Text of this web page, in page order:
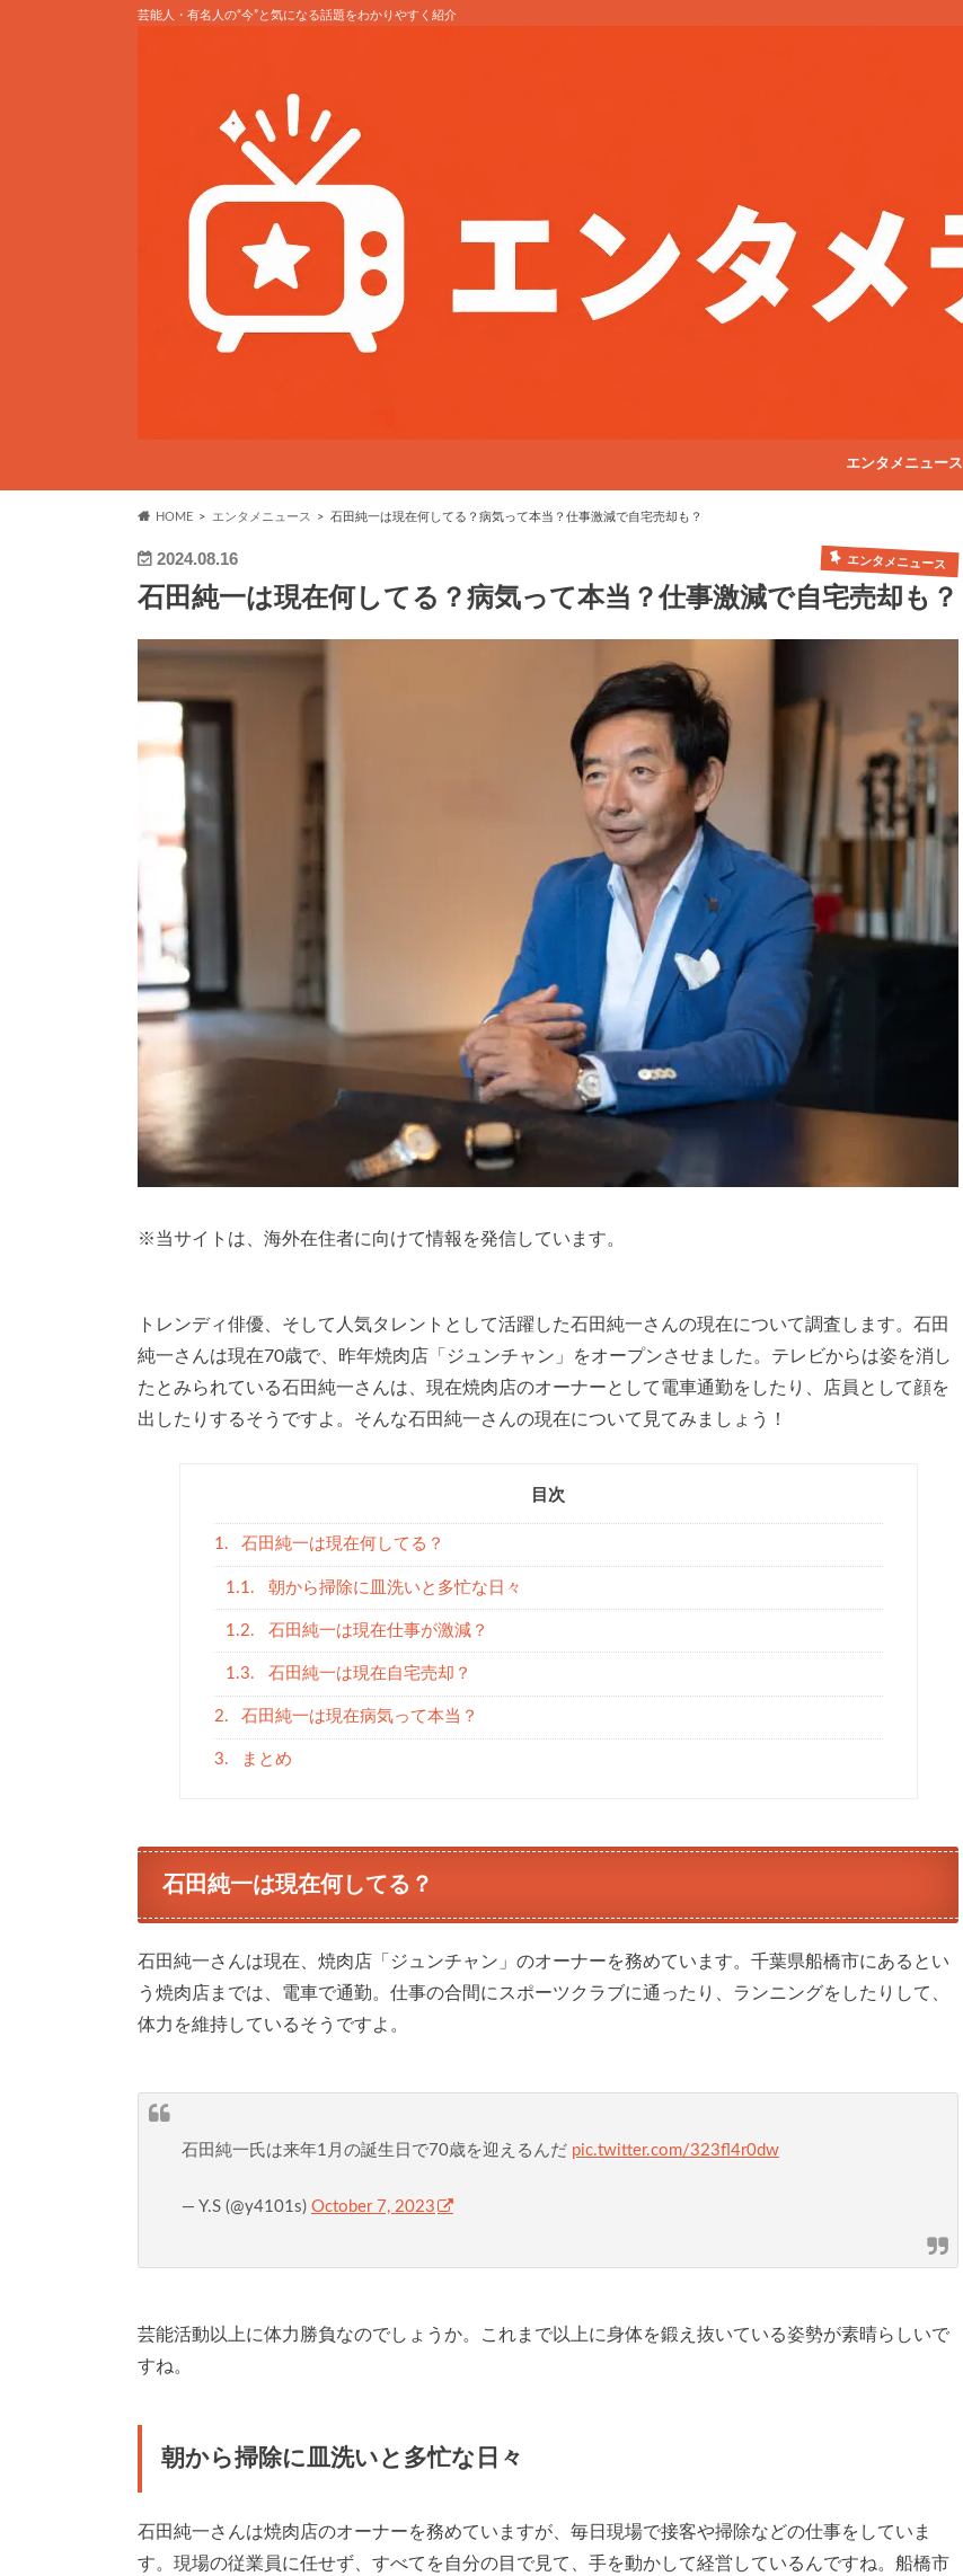
芸能人・有名人の“今”と気になる話題をわかりやすく紹介
エンタメニュース
HOME エンタメニュース 石田純一は現在何してる？病気って本当？仕事激減で自宅売却も？
2024.08.16 エンタメニュース
石田純一は現在何してる？病気って本当？仕事激減で自宅売却も？
※当サイトは、海外在住者に向けて情報を発信しています。
トレンディ俳優、そして人気タレントとして活躍した石田純一さんの現在について調査します。石田
純一さんは現在70歳で、昨年焼肉店「ジュンチャン」をオープンさせました。テレビからは姿を消し
たとみられている石田純一さんは、現在焼肉店のオーナーとして電車通勤をしたり、店員として顔を
出したりするそうですよ。そんな石田純一さんの現在について見てみましょう！
目次
1. 石田純一は現在何してる？
1.1. 朝から掃除に皿洗いと多忙な日々
1.2. 石田純一は現在仕事が激減？
1.3. 石田純一は現在自宅売却？
2. 石田純一は現在病気って本当？
3. まとめ
石田純一は現在何してる？
石田純一さんは現在、焼肉店「ジュンチャン」のオーナーを務めています。千葉県船橋市にあるとい
う焼肉店までは、電車で通勤。仕事の合間にスポーツクラブに通ったり、ランニングをしたりして、
体力を維持しているそうですよ。
石田純一氏は来年1月の誕生日で70歳を迎えるんだ pic.twitter.com/323fl4r0dw
— Y.S (@y4101s) October 7, 2023
芸能活動以上に体力勝負なのでしょうか。これまで以上に身体を鍛え抜いている姿勢が素晴らしいで
すね。
朝から掃除に皿洗いと多忙な日々
石田純一さんは焼肉店のオーナーを務めていますが、毎日現場で接客や掃除などの仕事をしていま
す。現場の従業員に任せず、すべてを自分の目で見て、手を動かして経営しているんですね。船橋市